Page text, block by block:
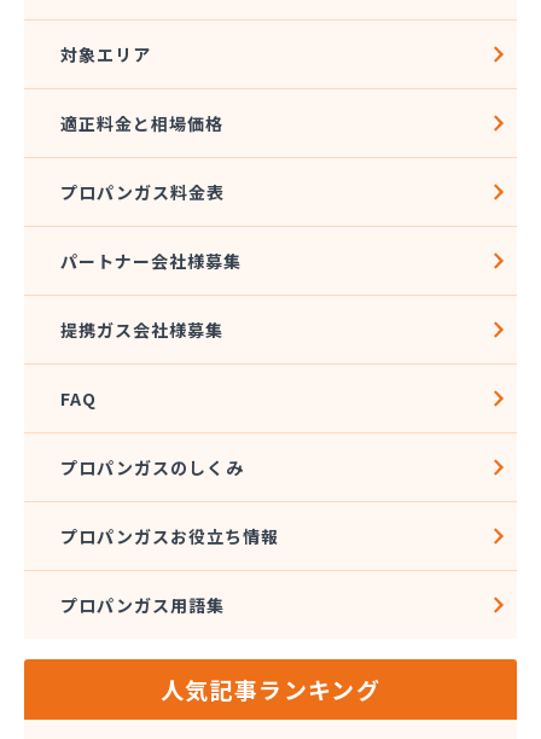
対象エリア
適正料金と相場価格
プロパンガス料金表
パートナー会社様募集
提携ガス会社様募集
FAQ
プロパンガスのしくみ
プロパンガスお役立ち情報
プロパンガス用語集
人気記事ランキング